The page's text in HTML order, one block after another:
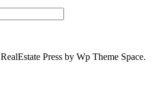
RealEstate Press by Wp Theme Space.